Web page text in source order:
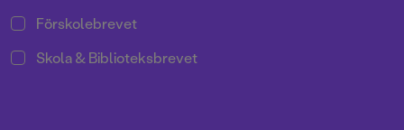
Förskolebrevet
Skola & Biblioteksbrevet